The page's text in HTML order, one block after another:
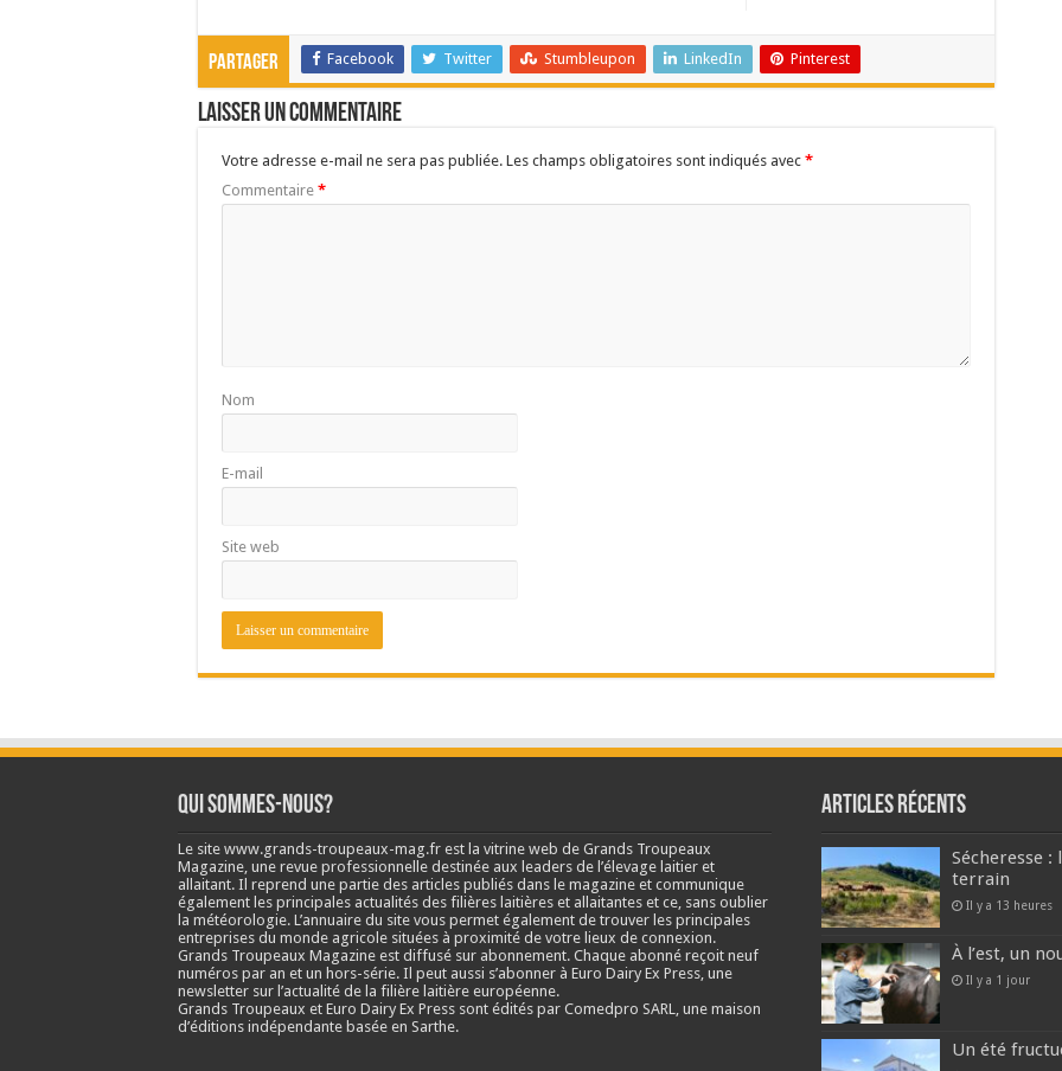
Partager Facebook Twitter Stumbleupon LinkedIn Pinterest
Laisser un commentaire
Votre adresse e-mail ne sera pas publiée. Les champs obligatoires sont indiqués avec *
Commentaire *
Nom
E-mail
Site web
Qui sommes-nous?
Le site www.grands-troupeaux-mag.fr est la vitrine web de Grands Troupeaux
Magazine, une revue professionnelle destinée aux leaders de l’élevage laitier et
allaitant. Il reprend une partie des articles publiés dans le magazine et communique
également les principales actualités des filières laitières et allaitantes et ce, sans oublier
la météorologie. L’annuaire du site vous permet également de trouver les principales
entreprises du monde agricole situées à proximité de votre lieux de connexion.
Grands Troupeaux Magazine est diffusé sur abonnement. Chaque abonné reçoit neuf
numéros par an et un hors-série. Il peut aussi s’abonner à Euro Dairy Ex Press, une
newsletter sur l’actualité de la filière laitière européenne.
Grands Troupeaux et Euro Dairy Ex Press sont édités par Comedpro SARL, une maison
d’éditions indépendante basée en Sarthe.
Articles récents
Sécheresse
terrain
Il y a 13 heures
À l’est, un
Il y a 1 jour
Un été